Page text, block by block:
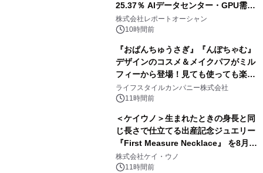
25.37％ AIデータセンター・GPU需要
拡大が2035年の市場成長を牽引
株式会社レポートオーシャン
10時間前
『おぱんちゅうさぎ』『んぽちゃむ』
デザインのコスメ＆メイクパフがミル
フィーから登場！見ても使っても楽し
い、ポップでキュートなコレクショ
ン。
ライフスタイルカンパニー株式会社
11時間前
＜ケイウノ＞生まれたときの身長と同
じ長さで仕立てる出産記念ジュエリー
『First Measure Necklace』 を8月14
日(金)に発売
株式会社ケイ・ウノ
11時間前